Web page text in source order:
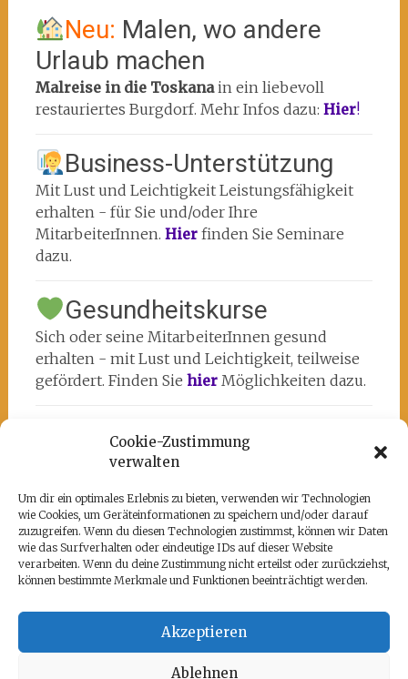
Cookie-Zustimmung
verwalten
Um dir ein optimales Erlebnis zu bieten, verwenden wir Technologien
wie Cookies, um Geräteinformationen zu speichern und/oder darauf
zuzugreifen. Wenn du diesen Technologien zustimmst, können wir Daten
wie das Surfverhalten oder eindeutige IDs auf dieser Website
verarbeiten. Wenn du deine Zustimmung nicht erteilst oder zurückziehst,
können bestimmte Merkmale und Funktionen beeinträchtigt werden.
Akzeptieren
Ablehnen
Neu: Malen, wo andere
Urlaub machen
Malreise in die Toskanain ein liebevoll
restauriertes Burgdorf. Mehr Infos dazu: Hier!
Business-Unterstützung
Mit Lust und Leichtigkeit Leistungsfähigkeit
erhalten - für Sie und/oder Ihre
MitarbeiterInnen. Hier finden Sie Seminare
dazu.
Gesundheitskurse
Sich oder seine MitarbeiterInnen gesund
erhalten - mit Lust und Leichtigkeit, teilweise
gefördert. Finden Sie hier Möglichkeiten dazu.
Unsere Partner
Hier befindet sich das kulturell-kreative und
künstlerische ♥️von Potsdam:www.rz-